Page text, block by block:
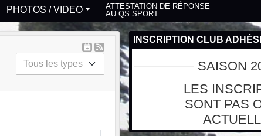
PHOTOS / VIDEO
ATTESTATION DE RÉPONSE
AU QS SPORT
INSCRIPTION CLUB
SAISON
LES
SONT PAS